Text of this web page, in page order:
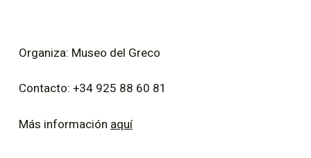
Organiza: Museo del Greco
Contacto: +34 925 88 60 81
Más información aquí